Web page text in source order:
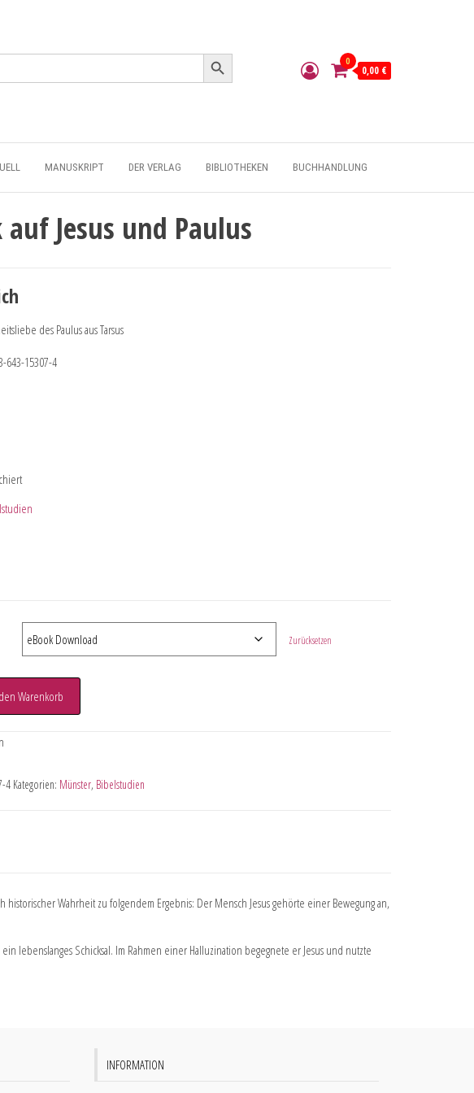
Search Button
0
0,00 €
MANUSKRIPT DER VERLAG BIBLIOTHEKEN BUCHHANDLUNG
Jesus und Paulus
des Paulus aus Tarsus
643-15307-4
Zurücksetzen
Warenkorb
4 Kategorien: Münster, Bibelstudien
Wahrheit zu folgendem Ergebnis: Der Mensch Jesus gehörte einer Bewegung an,
lebenslanges Schicksal. Im Rahmen einer Halluzination begegnete er Jesus und nutzte
INFORMATION